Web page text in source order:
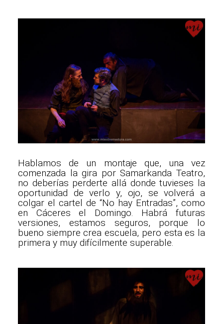
Hablamos de un montaje que, una vez
comenzada la gira por Samarkanda Teatro,
no deberías perderte allá donde tuvieses la
oportunidad de verlo y, ojo, se volverá a
colgar el cartel de “No hay Entradas”, como
en Cáceres el Domingo. Habrá futuras
versiones, estamos seguros, porque lo
bueno siempre crea escuela, pero esta es la
primera y muy difícilmente superable.